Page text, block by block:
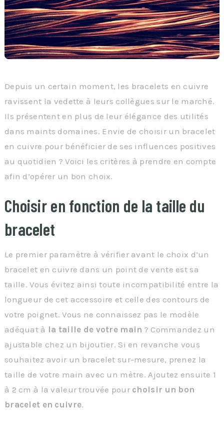
Depuis un certain moment, les bracelets en cuivre
ravissent la vedette à leurs collègues sur le marché.
Ils présentent en plus de leur élégance des utilités
dans maints domaines. Envie de choisir un bracelet
en cuivre pour bénéficier de ses influences positives
au quotidien ? Voici les critères à prendre en compte
afin d’opérer un bon choix.
Choisir en fonction de la taille du
bracelet
Le premier paramètre à vérifier avant le choix d’un
bracelet en cuivre dans un point de vente est sa
taille. Vous évitez ainsi toute incompatibilité entre la
longueur de cet accessoire et celle des contours de
votre poignet. Vous ne connaissez pas le modèle
adéquat à la taille de votre main ? Commandez un
ajustable chez un bijoutier. Si en revanche vous
souhaitez avoir un bracelet sur-mesure, prenez la
taille de votre main avec un mètre. Ajoutez ensuite 1
à 2 cm à la valeur trouvée pour choisir un bon
bracelet en cuivre.